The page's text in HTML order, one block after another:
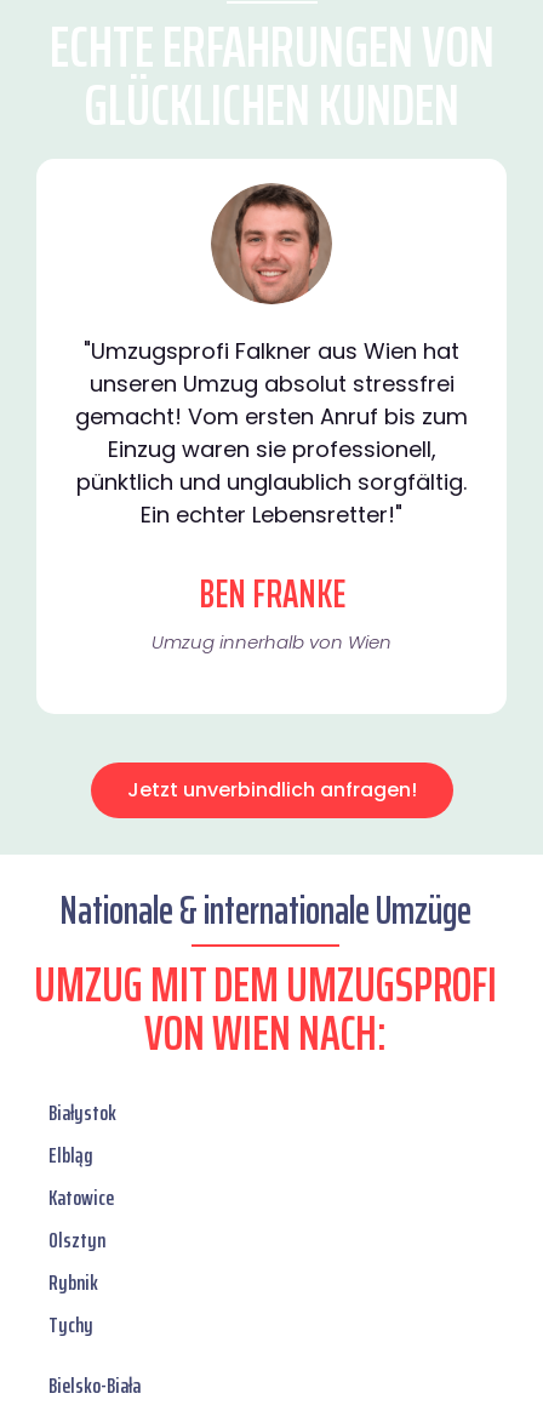
ECHTE ERFAHRUNGEN VON
GLÜCKLICHEN KUNDEN
"Umzugsprofi Falkner aus Wien hat
unseren Umzug absolut stressfrei
gemacht! Vom ersten Anruf bis zum
Einzug waren sie professionell,
pünktlich und unglaublich sorgfältig.
Ein echter Lebensretter!"
BEN FRANKE
Umzug innerhalb von Wien​
Jetzt unverbindlich anfragen!
Nationale & internationale Umzüge
UMZUG MIT DEM UMZUGSPROFI
VON WIEN NACH:
Białystok
Elbląg
Katowice
Olsztyn
Rybnik
Tychy
Bielsko-Biała